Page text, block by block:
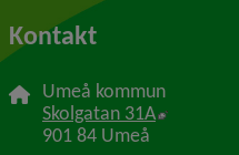
Kontakt
Umeå kommun
Skolgatan 31A Länk till
901 84 Umeå